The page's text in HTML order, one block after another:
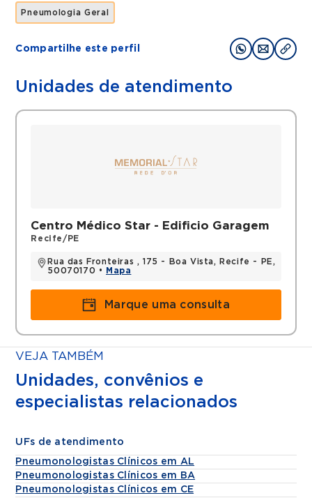
Pneumologia Geral
Compartilhe este perfil
Unidades de atendimento
Centro Médico Star - Edificio Garagem
Recife/PE
Rua das Fronteiras , 175 - Boa Vista, Recife - PE,
50070170 •
Mapa
Marque uma consulta
VEJA TAMBÉM
Unidades, convênios e
especialistas relacionados
UFs de atendimento
Pneumonologistas Clínicos em AL
Pneumonologistas Clínicos em BA
Pneumonologistas Clínicos em CE